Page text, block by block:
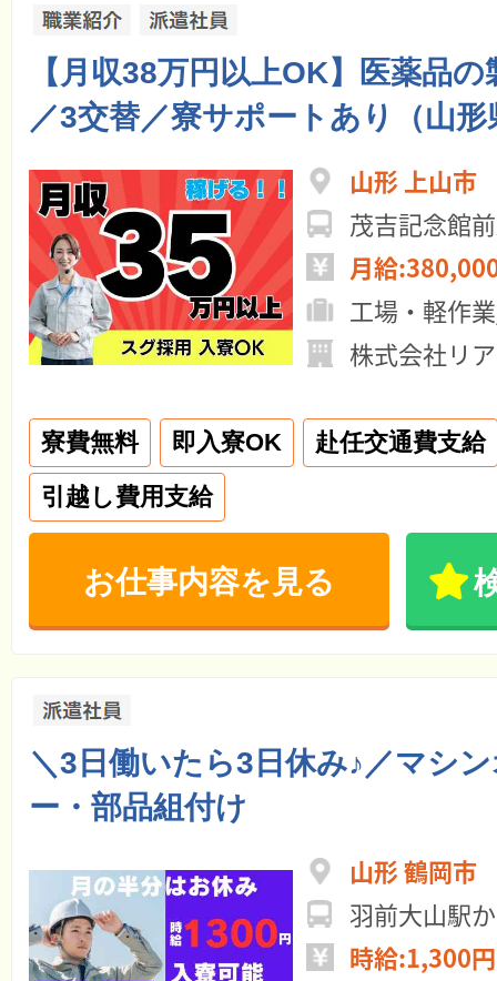
【月収38万円以上OK】医薬品
／3交替／寮サポートあり（山形
山形 上山市
茂吉記念館
月給
工場・軽作
株式会社リ
寮費無料 即入寮OK
赴任交通費支給
引越し費用支給
お仕事内容を見る
＼3日働いたら3日休み♪／マシ
ー・部品組付け
山形 鶴岡市
羽前大山駅
時給:1,300